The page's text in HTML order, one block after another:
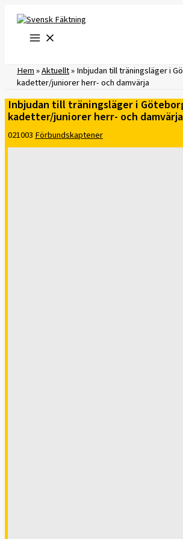
innehåll
Hem»Aktuellt»Inbjudan till träningsläger i
kadetter/juniorer herr- och damvärja
Inbjudan till träningsläger i
kadetter/juniorer herr- och damvärja
021003Förbundskaptener